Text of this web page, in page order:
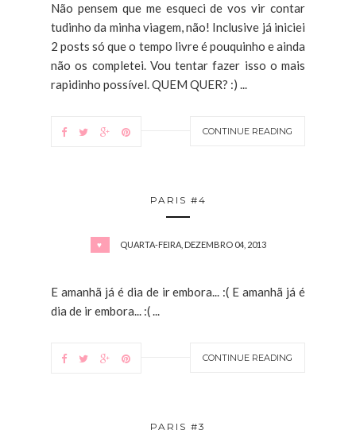
Não pensem que me esqueci de vos vir contar
tudinho da minha viagem, não! Inclusive já iniciei
2 posts só que o tempo livre é pouquinho e ainda
não os completei. Vou tentar fazer isso o mais
rapidinho possível. QUEM QUER? :) ...
CONTINUE READING
PARIS #4
♥ QUARTA-FEIRA, DEZEMBRO 04, 2013
E amanhã já é dia de ir embora... :( E amanhã já é
dia de ir embora... :( ...
CONTINUE READING
PARIS #3